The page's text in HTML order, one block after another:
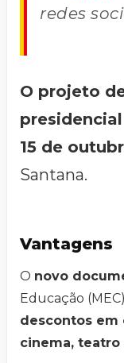
redes
O projeto
15 de
Santana.
Vantagens
O novo
Educação
descontos em
cinema, teatro